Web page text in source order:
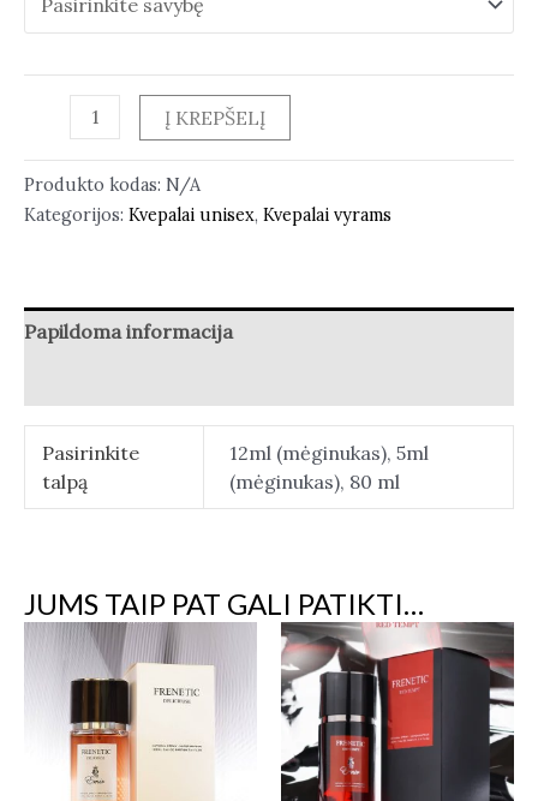
Į KREPŠELĮ
Produkto kodas: N/A
Kategorijos: Kvepalai unisex, Kvepalai vyrams
Papildoma informacija
Pasirinkite
talpą
12ml (mėginukas), 5ml
(mėginukas), 80 ml
JUMS TAIP PAT GALI PATIKTI…